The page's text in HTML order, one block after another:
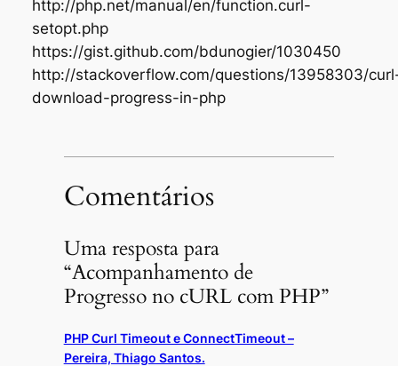
http://php.net/manual/en/function.curl-
setopt.php
https://gist.github.com/bdunogier/1030450
http://stackoverflow.com/questions/13958303/
download-progress-in-php
Comentários
Uma resposta para
“Acompanhamento de
Progresso no cURL com PHP”
PHP Curl Timeout e ConnectTimeout –
Pereira, Thiago Santos.